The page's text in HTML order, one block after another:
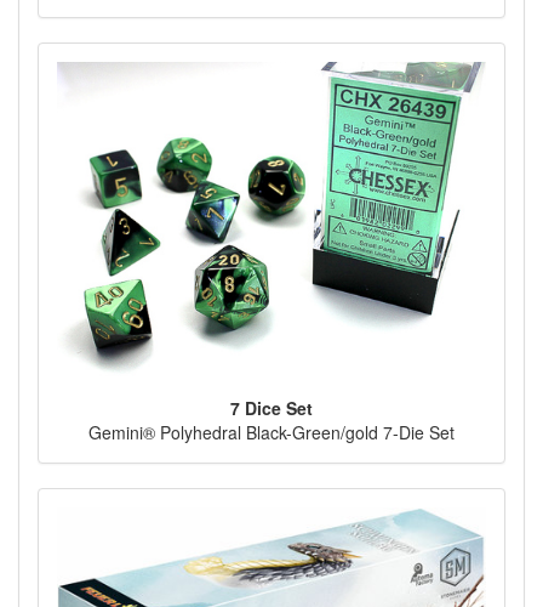
7 Dice Set
Gemini® Polyhedral Black-Green/gold 7-Die Set